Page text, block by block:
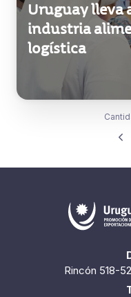
Uruguay lleva
industria
logística
Rincón 518-